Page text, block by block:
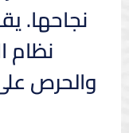
نجاحها.
نظام
والحرص